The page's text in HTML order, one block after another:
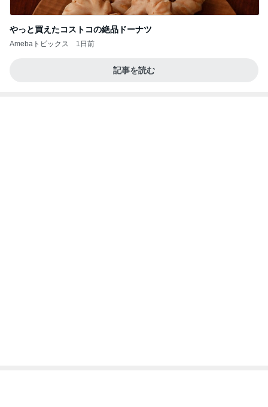
やっと買えたコストコの絶品ドーナツ
Amebaトピックス 1日前
記事を読む